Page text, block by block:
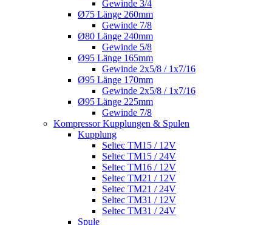
Gewinde 3/4
Ø75 Länge 260mm
Gewinde 7/8
Ø80 Länge 240mm
Gewinde 5/8
Ø95 Länge 165mm
Gewinde 2x5/8 / 1x7/16
Ø95 Länge 170mm
Gewinde 2x5/8 / 1x7/16
Ø95 Länge 225mm
Gewinde 7/8
Kompressor Kupplungen & Spulen
Kupplung
Seltec TM15 / 12V
Seltec TM15 / 24V
Seltec TM16 / 12V
Seltec TM21 / 12V
Seltec TM21 / 24V
Seltec TM31 / 12V
Seltec TM31 / 24V
Spule